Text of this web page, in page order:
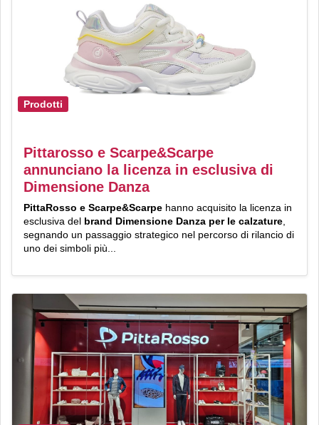
Prodotti
Pittarosso e Scarpe&Scarpe
annunciano la licenza in esclusiva di
Dimensione Danza
PittaRosso e Scarpe&Scarpe hanno acquisito la licenza in
esclusiva del brand Dimensione Danza per le calzature
segnando un passaggio strategico nel percorso di rilancio di
uno dei simboli più...